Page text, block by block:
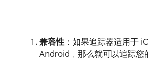
兼容性 ：如果追踪器适用于
Android，那么就可以追踪您